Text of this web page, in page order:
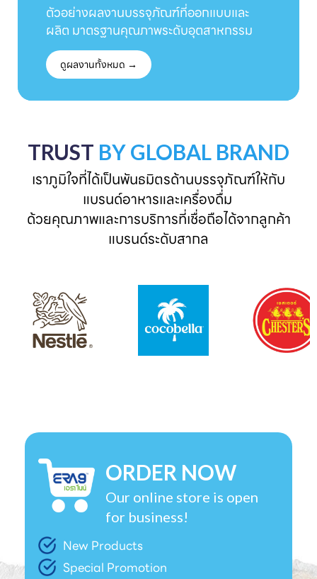
ตัวอย่างผลงานบรรจุภัณฑ์ที่ออกแบบและ
ผลิต มาตรฐานคุณภาพระดับอุตสาหกรรม
ดูผลงานทั้งหมด →
TRUST BY GLOBAL BRAND
เราภูมิใจที่ได้เป็นพันธมิตรด้านบรรจุภัณฑ์ให้กับ
แบรนด์อาหารและเครื่องดื่ม
ด้วยคุณภาพและการบริการที่เชื่อถือได้จากลูกค้า
แบรนด์ระดับสากล
ORDER NOW
Our online store is open
for business!
New Products
Special Promotion